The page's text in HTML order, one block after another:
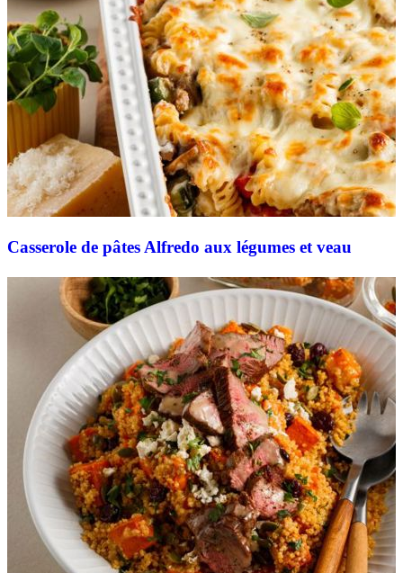
Casserole de pâtes Alfredo aux légumes et veau